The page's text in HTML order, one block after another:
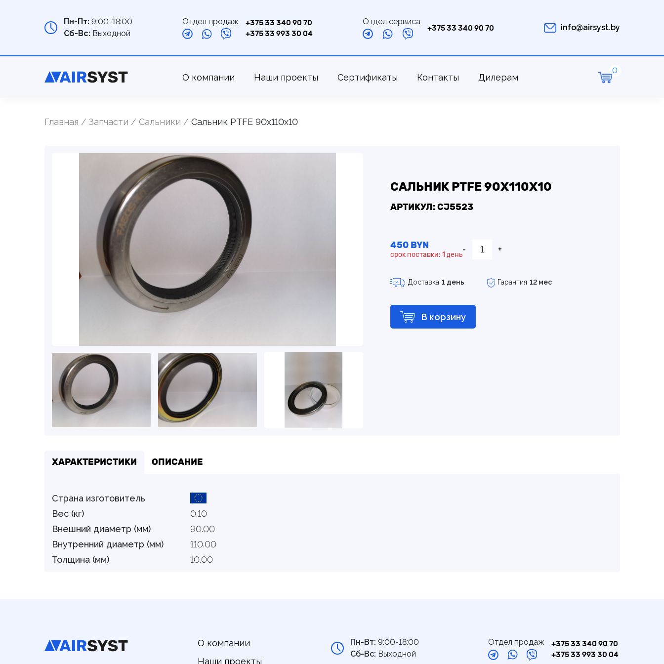
Пн-Пт:9:00-18:00
Сб-Вс:Выходной
Отдел продаж
+375 33 340 90 70
+375 33 993 30 04
Отдел сервиса
+375 33 340 90 70 info@airsyst.by
О компании Наши проекты Сертификаты Контакты Дилерам
Главная Запчасти Cальники Сальник PTFE 90х110х10
САЛЬНИК PTFE 90Х110Х10
АРТИКУЛ: CJ5523
450 BYN
срок поставки: 1 день
- +
Доставка 1 день Гарантия 12 мес
В корзину
ХАРАКТЕРИСТИКИ ОПИСАНИЕ
Страна изготовитель
Вес (кг)
0.10
Внешний диаметр (мм)
90.00
Внутренний диаметр (мм)
110.00
Толщина (мм)
10.00
О компании
Наши проекты
Пн-Вт: 9:00-18:00
Сб-Вс: Выходной
Отдел продаж
+375 33 340 90 70
+375 33 993 30 04